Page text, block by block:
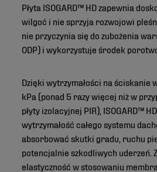
Płyta ISOGARD™ HD zapewnia
wilgoć i nie sprzyja rozwojowi
nie przyczynia się do zubożenia
ODP) i wykorzystuje środek
Dzięki wytrzymałości na ściskanie
kPa (ponad 5 razy więcej niż w
płyty izolacyjnej PIR), ISOGARD™
wytrzymałość całego systemu
absorbować skutki gradu, ruchu
potencjalnie szkodliwych uderzeń.
elastyczność w stosowaniu